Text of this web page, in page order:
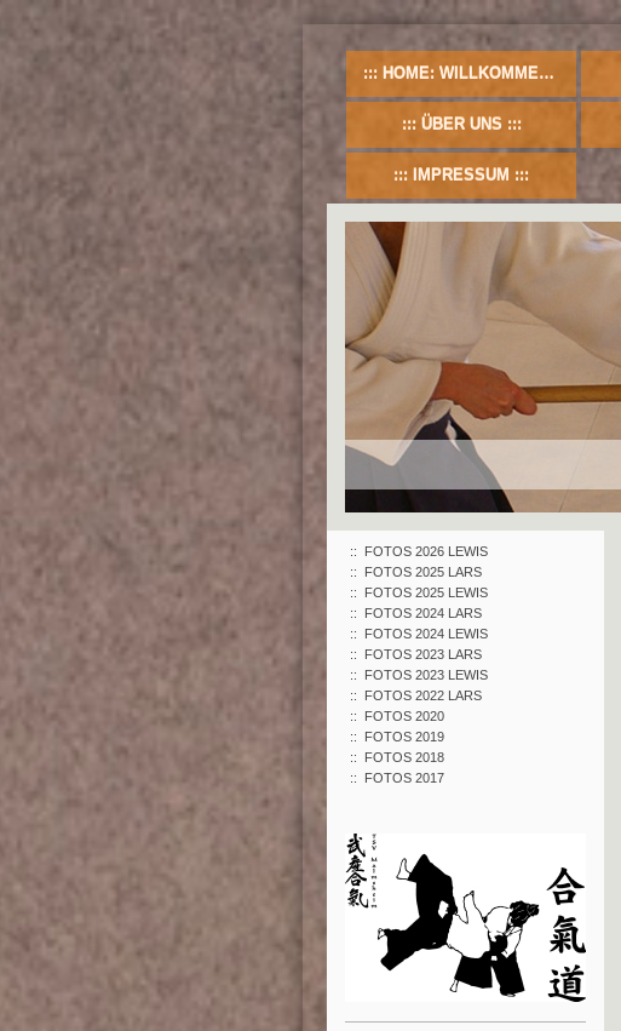
HOME: WILLKOMMEN!
ÜBER UNS
IMPRESSUM
FOTOS 2026 LEWIS
FOTOS 2025 LARS
FOTOS 2025 LEWIS
FOTOS 2024 LARS
FOTOS 2024 LEWIS
FOTOS 2023 LARS
FOTOS 2023 LEWIS
FOTOS 2022 LARS
FOTOS 2020
FOTOS 2019
FOTOS 2018
FOTOS 2017